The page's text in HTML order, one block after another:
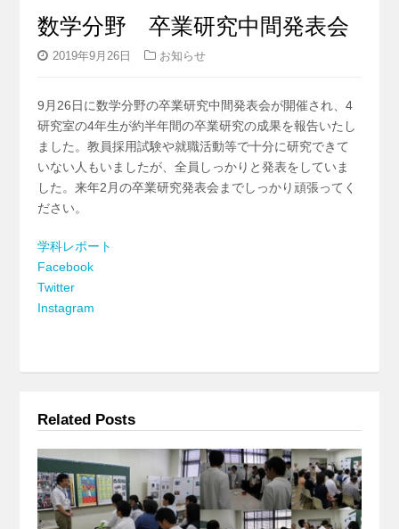
数学分野 卒業研究中間発表会
2019年9月26日 お知らせ
9月26日に数学分野の卒業研究中間発表会が開催され、4
研究室の4年生が約半年間の卒業研究の成果を報告いたし
ました。教員採用試験や就職活動等で十分に研究できて
いない人もいましたが、全員しっかりと発表をしていま
した。来年2月の卒業研究発表会までしっかり頑張ってく
ださい。
学科レポート
Facebook
Twitter
Instagram
Related Posts